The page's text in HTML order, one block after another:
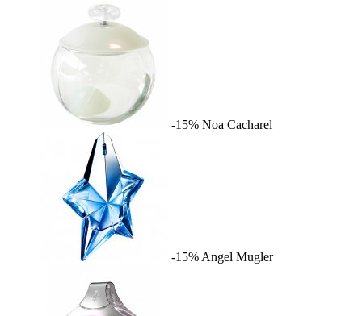
-15% Noa Cacharel
-15% Angel Mugler